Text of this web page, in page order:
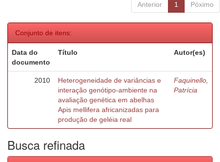
Anterior 1 Póximo
Conjunto de itens:
Data do
documento
Título Autor(es)
2010
Heterogeneidade de variâncias e
interação genótipo-ambiente na
avaliação genética em abelhas
Apis mellifera africanizadas para
produção de geléia real
Faquinello,
Patrícia
Busca refinada